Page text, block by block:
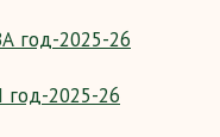
год-2025-26
год-2025-26